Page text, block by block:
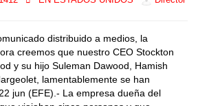
distribuido a medios, la
creemos que nuestro CEO Stockton
y su hijo Suleman Dawood, Hamish
lamentablemente se han
jun (EFE).- La empresa dueña del